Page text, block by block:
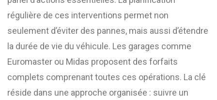
régulière de ces interventions permet non
seulement d’éviter des pannes, mais aussi d’étendre
la durée de vie du véhicule. Les garages comme
Euromaster ou Midas proposent des forfaits
complets comprenant toutes ces opérations. La clé
réside dans une approche organisée : suivre un